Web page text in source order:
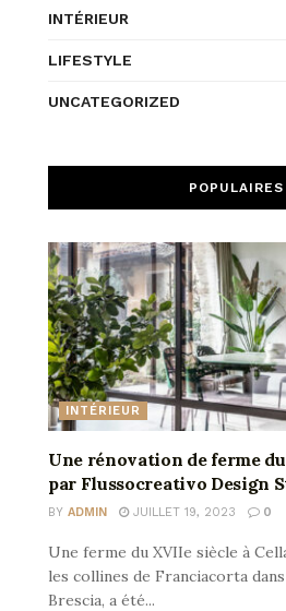
INTÉRIEUR
LIFESTYLE
UNCATEGORIZED
POPULAIRES
INTÉRIEUR
Une rénovation de ferme
par Flussocreativo Design
BY ADMIN JUILLET 19, 2023 0
Une ferme du XVIIe siècle à
les collines de Franciacorta
Brescia, a été...